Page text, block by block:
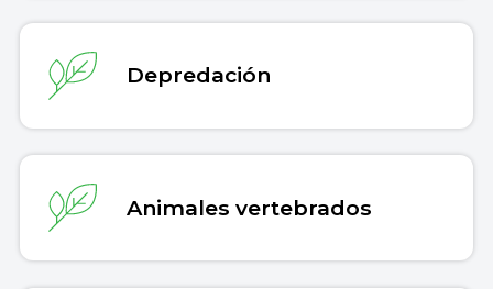
Depredación
Animales vertebrados